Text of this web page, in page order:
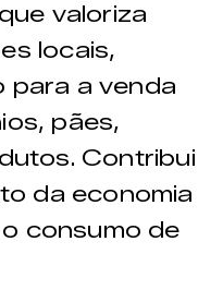
valoriza
locais,
para a venda
pães,
Contribui
da economia
consumo de